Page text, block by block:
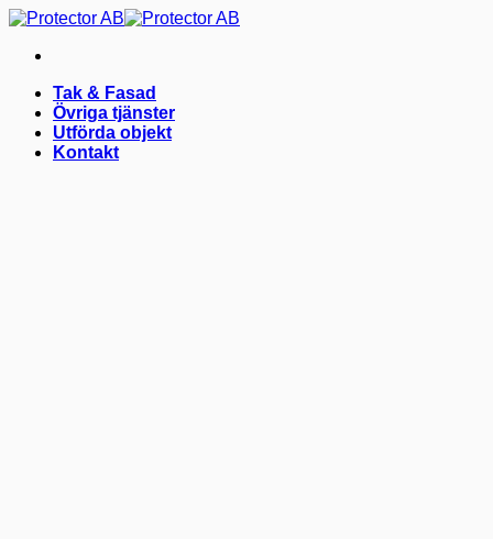
Skip
content
Tak & Fasad
Övriga tjänster
Utförda objekt
Kontakt